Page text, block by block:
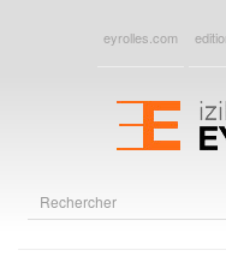
eyrolles.com